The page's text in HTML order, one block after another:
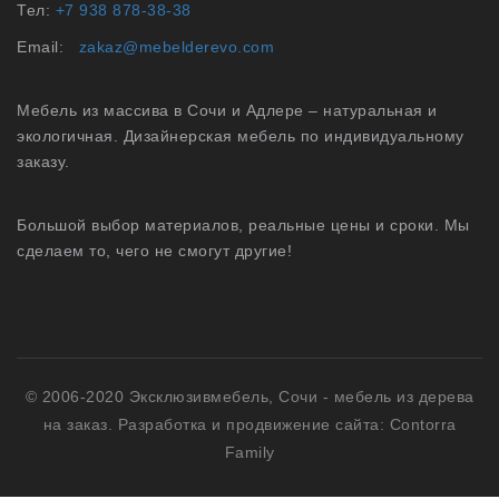
Тел: +7 938 878-38-38
Email: zakaz@mebelderevo.com
Мебель из массива в Сочи и Адлере – натуральная и
экологичная. Дизайнерская мебель по индивидуальному
заказу.
Большой выбор материалов, реальные цены и сроки. Мы
сделаем то, чего не смогут другие!
© 2006-2020 Эксклюзивмебель, Сочи - мебель из дерева
на заказ
Разработка и продвижение сайта: Contorra
Family